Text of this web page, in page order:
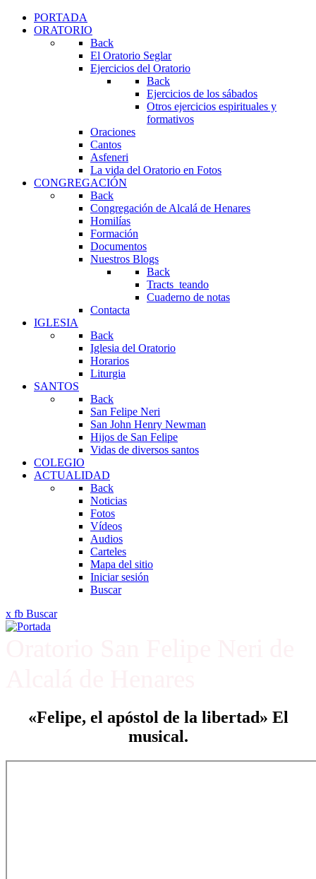
PORTADA
ORATORIO
Back
El Oratorio Seglar
Ejercicios del Oratorio
Back
Ejercicios de los sábados
Otros ejercicios espirituales y
formativos
Oraciones
Cantos
Asfeneri
La vida del Oratorio en Fotos
CONGREGACIÓN
Back
Congregación de Alcalá de Henares
Homilías
Formación
Documentos
Nuestros Blogs
Back
Tracts_teando
Cuaderno de notas
Contacta
IGLESIA
Back
Iglesia del Oratorio
Horarios
Liturgia
SANTOS
Back
San Felipe Neri
San John Henry Newman
Hijos de San Felipe
Vidas de diversos santos
COLEGIO
ACTUALIDAD
Back
Noticias
Fotos
Vídeos
Audios
Carteles
Mapa del sitio
Iniciar sesión
Buscar
x fb Buscar
«Felipe, el apóstol de la libertad» El
musical.